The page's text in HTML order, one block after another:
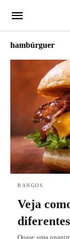
hambúrguer
RANGOS
Veja
Quase uma